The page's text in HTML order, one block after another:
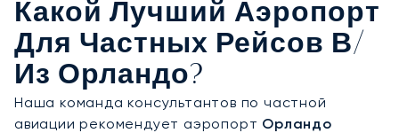
Какой Лучший Аэропорт
Для Частных Рейсов В/
Из Орландо?
Наша команда консультантов по частной
авиации рекомендует аэропорт Орландо